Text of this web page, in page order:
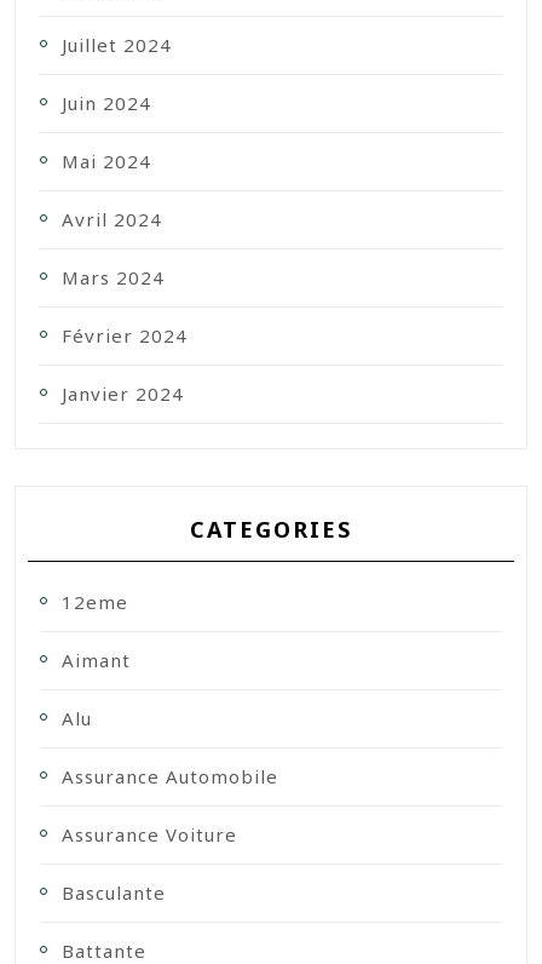
Juillet 2024
Juin 2024
Mai 2024
Avril 2024
Mars 2024
Février 2024
Janvier 2024
CATEGORIES
12eme
Aimant
Alu
Assurance Automobile
Assurance Voiture
Basculante
Battante